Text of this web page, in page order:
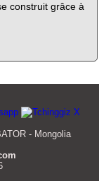
construit grâce à
- Mongolia